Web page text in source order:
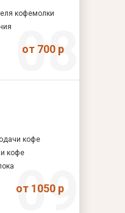
кофемолки
от 700 р
кофе
кофе
от 1050 р